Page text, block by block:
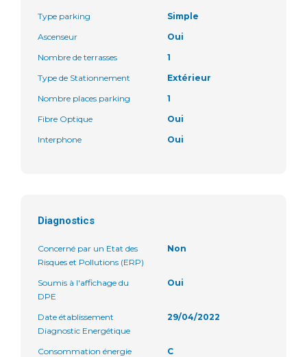
Type parking
Simple
Ascenseur
Oui
Nombre de terrasses
1
Type de Stationnement
Extérieur
Nombre places parking
1
Fibre Optique
Oui
Interphone
Oui
Diagnostics
Concerné par un Etat des
Risques et Pollutions (ERP)
Non
Soumis à l'affichage du
DPE
Oui
Date établissement
Diagnostic Energétique
29/04/2022
Consommation énergie
C